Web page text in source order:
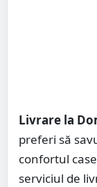
Livrare la
preferi să
confortul
serviciul de